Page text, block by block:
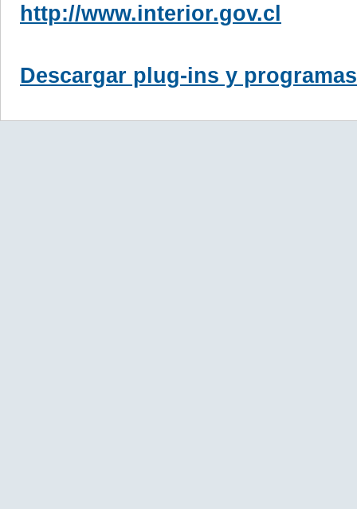
http://www.interior.gov.cl
Descargar plug-ins y